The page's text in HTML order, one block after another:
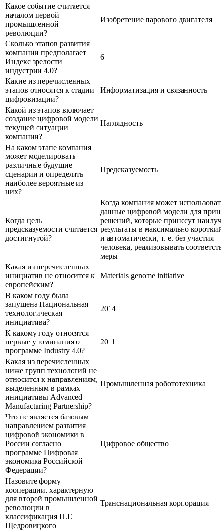
Какое событие считается
началом первой
промышленной
революции?
Изобретение парового двигателя
Сколько этапов развития
компании предполагает
Индекс зрелости
индустрии 4.0?
6
Какие из перечисленных
этапов относятся к стадии
цифровизации?
Информатизация и связанность
Какой из этапов включает
создание цифровой модели
текущей ситуации
компании?
Наглядность
На каком этапе компания
может моделировать
различные будущие
сценарии и определять
наиболее вероятные из
них?
Предсказуемость
Когда цель
предсказуемости считается
достигнутой?
Когда компания может
данные цифровой модели для
решений, которые принесут
результаты в максимально
и автоматически, т. е. без участия
человека, реализовывать
меры
Какая из перечисленных
инициатив не относится к
европейским?
Materials genome initiative
В каком году была
запущена Национальная
технологическая
инициатива?
2014
К какому году относятся
первые упоминания о
программе Industry 4.0?
2011
Какая из перечисленных
ниже групп технологий не
относится к направлениям,
выделенным в рамках
инициативы Advanced
Manufacturing Partnership?
Промышленная робототехника
Что не является базовым
направлением развития
цифровой экономики в
России согласно
программе Цифровая
экономика Российской
Федерации?
Цифровое общество
Назовите форму
кооперации, характерную
для второй промышленной
революции в
классификация П.Г.
Щедровицкого
Транснациональная корпорация